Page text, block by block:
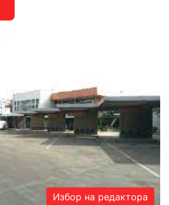
Избор на редактора